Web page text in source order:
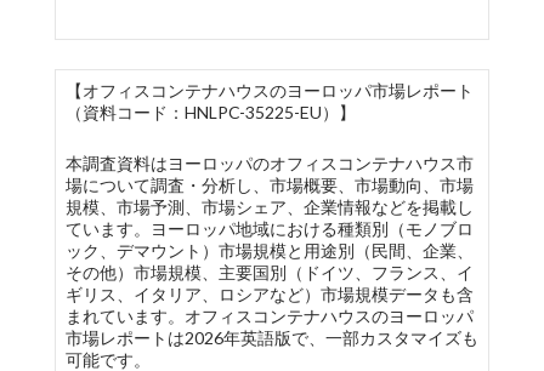
【オフィスコンテナハウスのヨーロッパ市場レポート
（資料コード：HNLPC-35225-EU）】
本調査資料はヨーロッパのオフィスコンテナハウス市
場について調査・分析し、市場概要、市場動向、市場
規模、市場予測、市場シェア、企業情報などを掲載し
ています。ヨーロッパ地域における種類別（モノブロ
ック、デマウント）市場規模と用途別（民間、企業、
その他）市場規模、主要国別（ドイツ、フランス、イ
ギリス、イタリア、ロシアなど）市場規模データも含
まれています。オフィスコンテナハウスのヨーロッパ
市場レポートは2026年英語版で、一部カスタマイズも
可能です。